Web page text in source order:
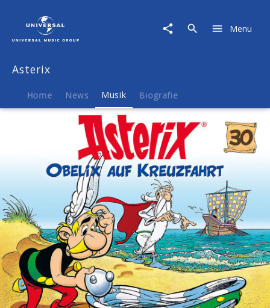
Obelix
Kreuzfahrt
Menu
Asterix
Home News Musik Biografie